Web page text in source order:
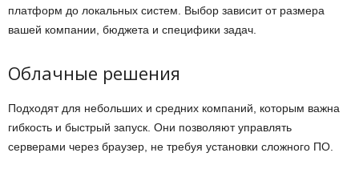
платформ до локальных систем. Выбор зависит от размера
вашей компании, бюджета и специфики задач.
Облачные решения
Подходят для небольших и средних компаний, которым важна
гибкость и быстрый запуск. Они позволяют управлять
серверами через браузер, не требуя установки сложного ПО.